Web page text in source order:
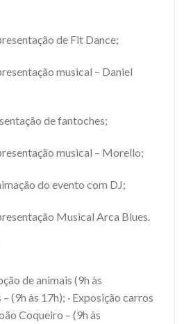
de Fit Dance;
musical – Daniel
de fantoches;
musical – Morello;
do evento com DJ;
Musical Arca Blues.
de animais (9h às
– (9h às 17h); · Exposição carros
Coqueiro – (9h às